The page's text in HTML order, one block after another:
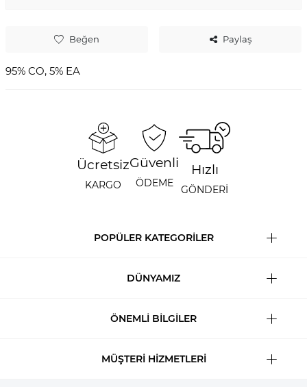
Beğen Paylaş
95% CO, 5% EA
Ücretsiz
KARGO
Güvenli
ÖDEME
Hızlı
GÖNDERİ
POPÜLER KATEGORİLER
DÜNYAMIZ
ÖNEMLİ BİLGİLER
MÜŞTERİ HİZMETLERİ